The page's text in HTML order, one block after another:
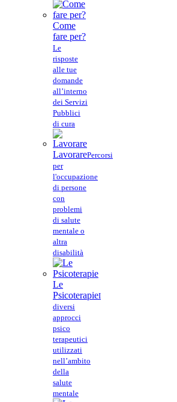
Come
fare per?
Le
risposte
alle tue
domande
all’interno
dei Servizi
Pubblici
di cura
LavorarePercorsi
per
l'occupazione
di persone
con
problemi
di salute
mentale o
altra
disabilità
Le
PsicoterapieI
diversi
approcci
psico
terapeutici
utilizzati
nell’ambito
della
salute
mentale